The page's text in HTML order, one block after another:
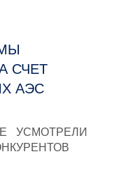
СЧЕТ
АЭС
УСМОТРЕЛИ